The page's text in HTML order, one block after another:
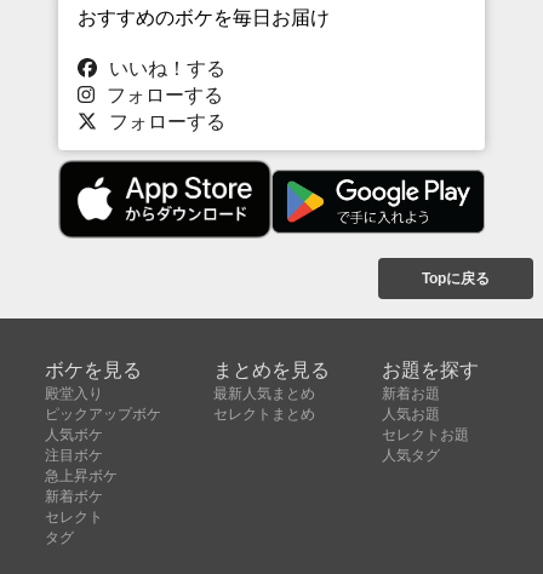
おすすめのボケを毎日お届け
いいね！する
フォローする
フォローする
Topに戻る
ボケを見る
殿堂入り
ピックアップボケ
人気ボケ
注目ボケ
急上昇ボケ
新着ボケ
セレクト
タグ
まとめを見る
最新人気まとめ
セレクトまとめ
お題を探す
新着お題
人気お題
セレクトお題
人気タグ